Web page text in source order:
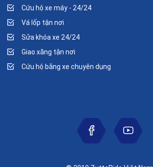
Cứu hộ xe máy - 24/24
Vá lốp tận nơi
Sửa khóa xe 24/24
Giao xăng tận nơi
Cứu hộ bằng xe chuyên dụng